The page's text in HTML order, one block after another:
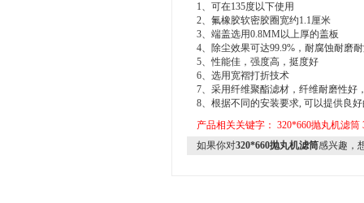
1、可在135度以下使用
2、氟橡胶软密胶圈宽约1.1厘米
3、端盖选用0.8MM以上厚的盖板
4、除尘效果可达99.9%，耐腐蚀耐磨
5、性能佳，强度高，挺度好
6、选用宽褶打折技术
7、采用纤维聚酯滤材，纤维耐磨性好
8、根据不同的安装要求, 可以提供良
产品相关关键字： 320*660抛丸机滤筒
如果你对320*660抛丸机滤筒感兴趣，